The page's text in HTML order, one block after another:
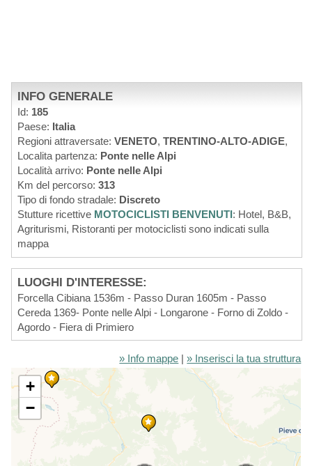
INFO GENERALE
Id: 185
Paese: Italia
Regioni attraversate: VENETO, TRENTINO-ALTO-ADIGE,
Localita partenza: Ponte nelle Alpi
Località arrivo: Ponte nelle Alpi
Km del percorso: 313
Tipo di fondo stradale: Discreto
Stutture ricettive MOTOCICLISTI BENVENUTI: Hotel, B&B,
Agriturismi, Ristoranti per motociclisti sono indicati sulla
mappa
LUOGHI D'INTERESSE:
Forcella Cibiana 1536m - Passo Duran 1605m - Passo
Cereda 1369- Ponte nelle Alpi - Longarone - Forno di Zoldo -
Agordo - Fiera di Primiero
» Info mappe |» Inserisci la tua struttura
+
−